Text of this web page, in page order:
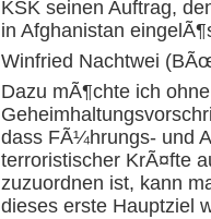
KSK seinen Auftrag,
in Afghanistan
Winfried Nachtwei
Dazu mÃ¶chte ich
dass FÃ¼hrungs- und
terroristischer KrÃ¤fte
zuzuordnen ist, kann
dieses erste Hauptziel